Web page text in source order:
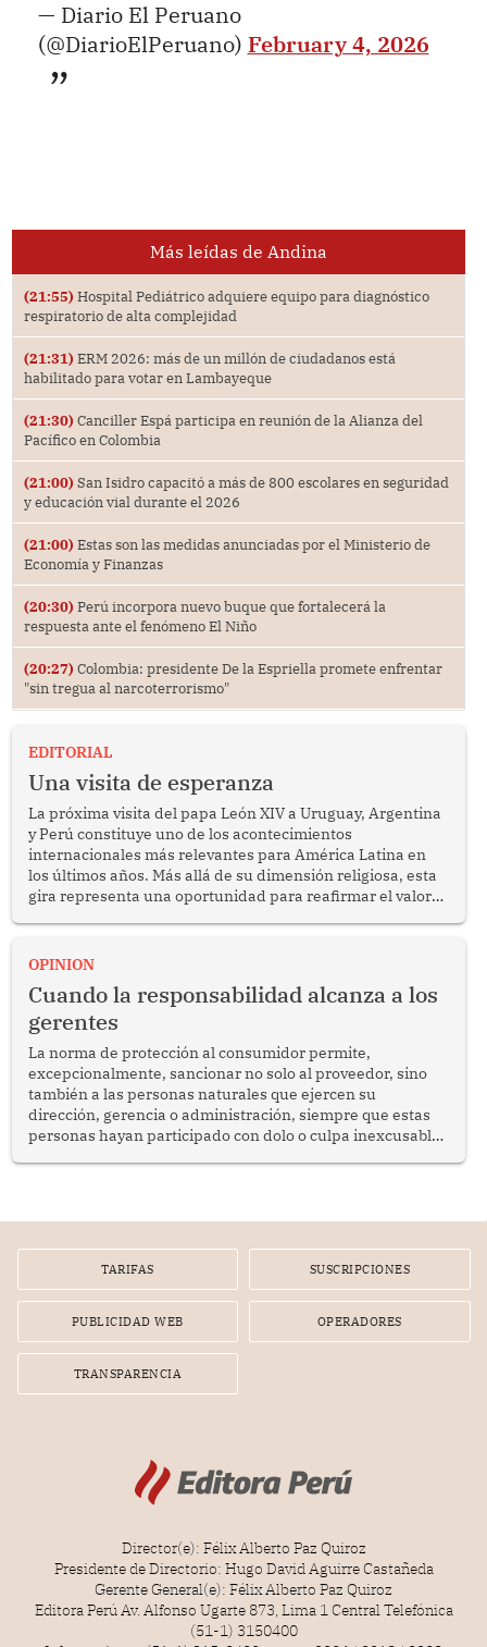
— Diario El Peruano
(@DiarioElPeruano) February 4, 2026
Más leídas de Andina
(21:55) Hospital Pediátrico adquiere equipo para diagnóstico
respiratorio de alta complejidad
(21:31) ERM 2026: más de un millón de ciudadanos está
habilitado para votar en Lambayeque
(21:30) Canciller Espá participa en reunión de la Alianza del
Pacífico en Colombia
(21:00) San Isidro capacitó a más de 800 escolares en seguridad
y educación vial durante el 2026
(21:00) Estas son las medidas anunciadas por el Ministerio de
Economía y Finanzas
(20:30) Perú incorpora nuevo buque que fortalecerá la
respuesta ante el fenómeno El Niño
(20:27) Colombia: presidente De la Espriella promete enfrentar
"sin tregua al narcoterrorismo"
EDITORIAL
Una visita de esperanza
La próxima visita del papa León XIV a Uruguay, Argentina
y Perú constituye uno de los acontecimientos
internacionales más relevantes para América Latina en
los últimos años. Más allá de su dimensión religiosa, esta
gira representa una oportunidad para reafirmar el valor
enfrenta desafíos en materia de desarrollo, cohesión
OPINION
Cuando la responsabilidad alcanza a los
gerentes
La norma de protección al consumidor permite,
excepcionalmente, sancionar no solo al proveedor, sino
también a las personas naturales que ejercen su
dirección, gerencia o administración, siempre que estas
personas hayan participado con dolo o culpa inexcusable
por la frustrada realización de un meet and greet con
TARIFAS SUSCRIPCIONES
PUBLICIDAD WEB OPERADORES
TRANSPARENCIA
Director(e): Félix Alberto Paz Quiroz
Presidente de Directorio: Hugo David Aguirre Castañeda
Gerente General(e): Félix Alberto Paz Quiroz
Editora Perú Av. Alfonso Ugarte 873, Lima 1 Central Telefónica
(51-1) 3150400